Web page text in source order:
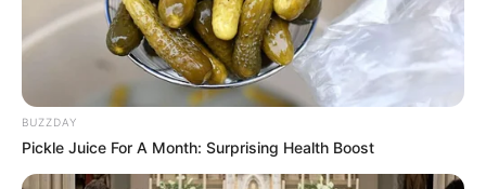
BUZZDAY
Pickle Juice For A Month: Surprising Health Boost